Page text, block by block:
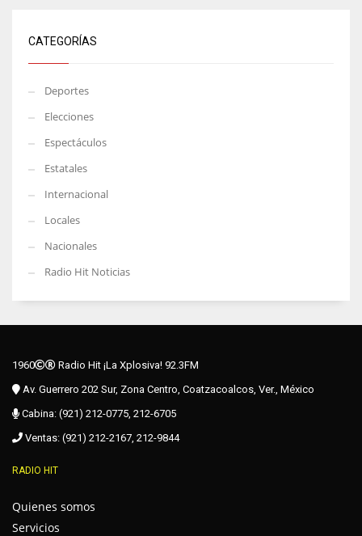
CATEGORÍAS
Deportes
Elecciones
Espectáculos
Estatales
Internacional
Locales
Nacionales
Radio Hit Noticias
1960
Radio Hit ¡La Xplosiva! 92.3FM
Av. Guerrero 202 Sur, Zona Centro, Coatzacoalcos, Ver., México
Cabina: (921) 212-0775, 212-6705
Ventas: (921) 212-2167, 212-9844
RADIO HIT
Quienes somos
Servicios